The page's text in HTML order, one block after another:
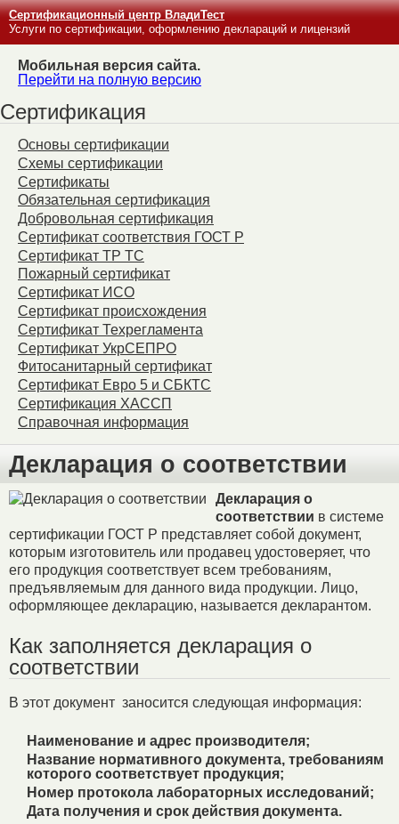
Сертификационный центр ВладиТест
Услуги по сертификации, оформлению деклараций и лицензий
Мобильная версия сайта.
Перейти на полную версию
Сертификация
Основы сертификации
Схемы сертификации
Сертификаты
Обязательная сертификация
Добровольная сертификация
Сертификат соответствия ГОСТ Р
Сертификат ТР ТС
Пожарный сертификат
Сертификат ИСО
Сертификат происхождения
Сертификат Техрегламента
Сертификат УкрСЕПРО
Фитосанитарный сертификат
Сертификат Евро 5 и СБКТС
Сертификация ХАССП
Справочная информация
Декларация о соответствии
Декларация о
соответствии в системе
сертификации ГОСТ Р представляет собой документ,
которым изготовитель или продавец удостоверяет, что
его продукция соответствует всем требованиям,
предъявляемым для данного вида продукции. Лицо,
оформляющее декларацию, называется декларантом.
Как заполняется декларация о
соответствии
В этот документ заносится следующая информация:
Наименование и адрес производителя;
Название нормативного документа, требованиям
которого соответствует продукция;
Номер протокола лабораторных исследований;
Дата получения и срок действия документа.